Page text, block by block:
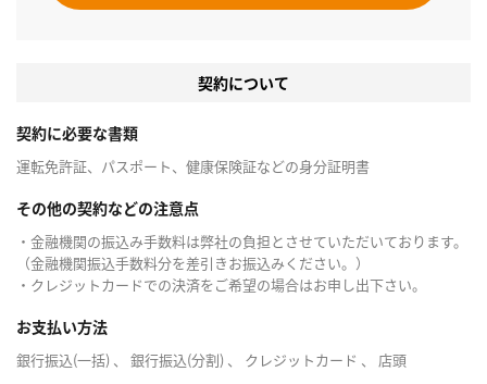
契約について
契約に必要な書類
運転免許証、パスポート、健康保険証などの身分証明書
その他の契約などの注意点
・金融機関の振込み手数料は弊社の負担とさせていただいております。
（金融機関振込手数料分を差引きお振込みください。）
・クレジットカードでの決済をご希望の場合はお申し出下さい。
お支払い方法
銀行振込(一括) 、 銀行振込(分割) 、 クレジットカード 、 店頭